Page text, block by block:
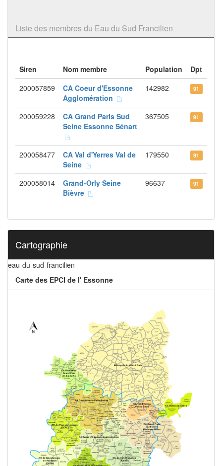
Liste des membres du Eau du Sud Francilien
Siren Nom membre Population
Dpt
200057859
CA Coeur d'Essonne
Agglomération
142982 91
200059228
CA Grand Paris Sud
Seine Essonne Sénart
367505 91
200058477
CA Val d'Yerres Val de
Seine
179550 91
200058014
Grand-Orly Seine
Bièvre
96637 91
Cartographie
eau-du-sud-francilien
Carte des EPCI de l' Essonne